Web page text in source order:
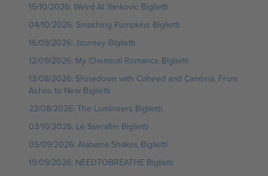
15/10/2026: Weird Al Yankovic Biglietti
04/10/2026: Smashing Pumpkins Biglietti
16/09/2026: Journey Biglietti
12/09/2026: My Chemical Romance Biglietti
13/08/2026: Shinedown with Coheed and Cambria, From
Ashes to New Biglietti
22/08/2026: The Lumineers Biglietti
03/10/2026: Le Sserafim Biglietti
05/09/2026: Alabama Shakes Biglietti
19/09/2026: NEEDTOBREATHE Biglietti